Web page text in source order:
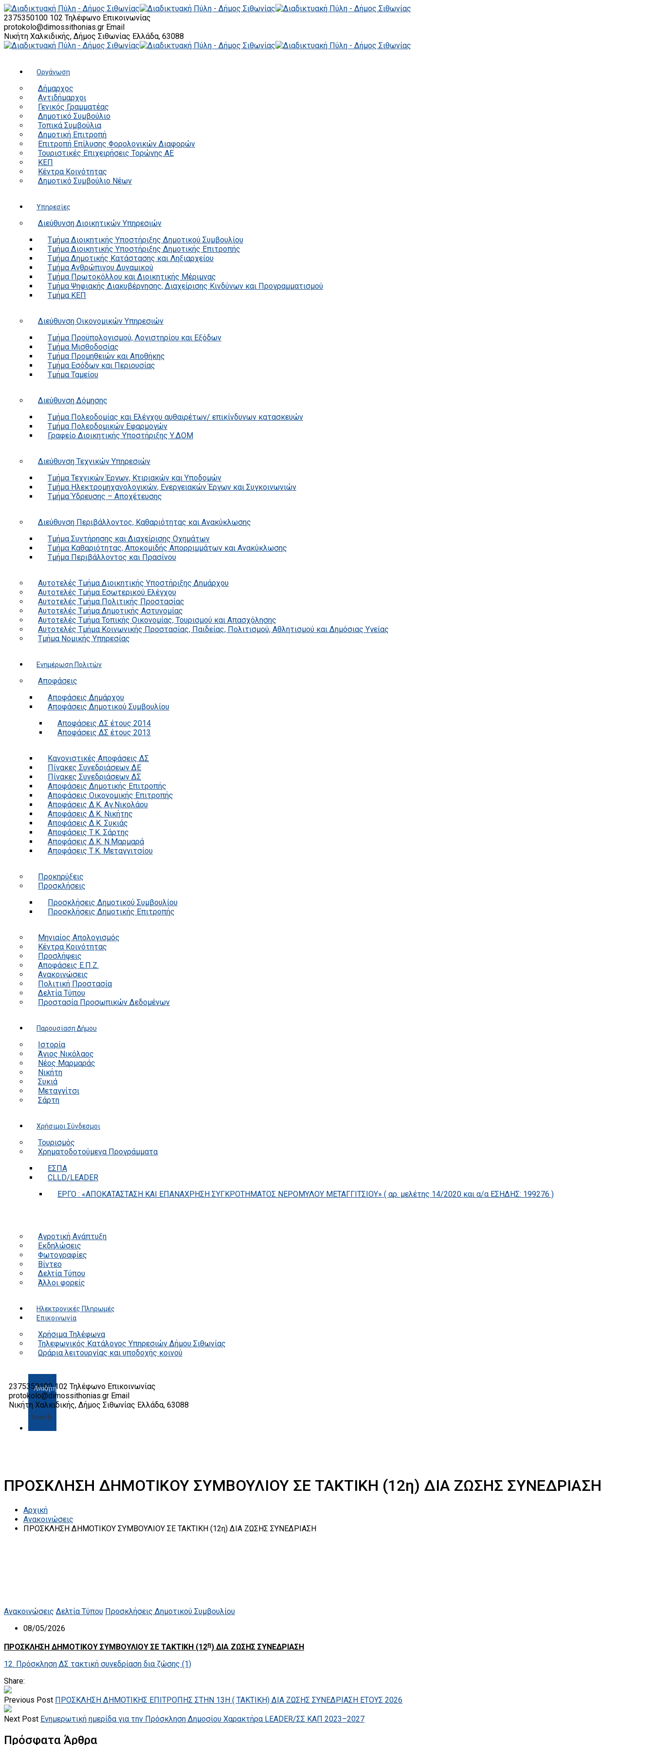
2375350100 102 Τηλέφωνο Επικοινωνίας
protokolo@dimossithonias.gr Email
Νικήτη Χαλκιδικής, Δήμος Σιθωνίας Ελλάδα, 63088
Οργάνωση
Δήμαρχος
Αντιδήμαρχοι
Γενικός Γραμματέας
Δημοτικό Συμβούλιο
Τοπικά Συμβούλια
Δημοτική Επιτροπή
Επιτροπή Επίλυσης Φορολογικών Διαφορών
Τουριστικές Επιχειρήσεις Τορώνης ΑΕ
ΚΕΠ
Κέντρα Κοινότητας
Δημοτικό Συμβούλιο Νέων
Υπηρεσίες
Διεύθυνση Διοικητικών Υπηρεσιών
Τμήμα Διοικητικής Υποστήριξης Δημοτικού Συμβουλίου
Τμήμα Διοικητικής Υποστήριξης Δημοτικής Επιτροπής
Τμήμα Δημοτικής Κατάστασης και Ληξιαρχείου
Τμήμα Ανθρώπινου Δυναμικού
Τμήμα Πρωτοκόλλου και Διοικητικής Μέριμνας
Τμήμα Ψηφιακής Διακυβέρνησης, Διαχείρισης Κινδύνων και Προγραμματισμού
Τμήμα ΚΕΠ
Διεύθυνση Οικονομικών Υπηρεσιών
Τμήμα Προϋπολογισμού, Λογιστηρίου και Εξόδων
Τμήμα Μισθοδοσίας
Τμήμα Προμηθειών και Αποθήκης
Τμήμα Εσόδων και Περιουσίας
Τμήμα Ταμείου
Διεύθυνση Δόμησης
Τμήμα Πολεοδομίας και Ελέγχου αυθαιρέτων/ επικίνδυνων κατασκευών
Τμήμα Πολεοδομικών Εφαρμογών
Γραφείο Διοικητικής Υποστήριξης Υ.ΔΟΜ
Διεύθυνση Τεχνικών Υπηρεσιών
Τμήμα Τεχνικών Έργων, Κτιριακών και Υποδομών
Τμήμα Ηλεκτρομηχανολογικών, Ενεργειακών Έργων και Συγκοινωνιών
Τμήμα Ύδρευσης – Αποχέτευσης
Διεύθυνση Περιβάλλοντος, Καθαριότητας και Ανακύκλωσης
Τμήμα Συντήρησης και Διαχείρισης Οχημάτων
Τμήμα Καθαριότητας, Αποκομιδής Απορριμμάτων και Ανακύκλωσης
Τμήμα Περιβάλλοντος και Πρασίνου
Αυτοτελές Τμήμα Διοικητικής Υποστήριξης Δημάρχου
Αυτοτελές Τμήμα Εσωτερικού Ελέγχου
Αυτοτελές Τμήμα Πολιτικής Προστασίας
Αυτοτελές Τμήμα Δημοτικής Αστυνομίας
Αυτοτελές Τμήμα Τοπικής Οικονομίας, Τουρισμού και Απασχόλησης
Αυτοτελές Τμήμα Κοινωνικής Προστασίας, Παιδείας, Πολιτισμού, Αθλητισμού και Δημόσιας Υγείας
Τμήμα Νομικής Υπηρεσίας
Ενημέρωση Πολιτών
Αποφάσεις
Αποφάσεις Δημάρχου
Αποφάσεις Δημοτικού Συμβουλίου
Αποφάσεις ΔΣ έτους 2014
Αποφάσεις ΔΣ έτους 2013
Κανονιστικές Αποφάσεις ΔΣ
Πίνακες Συνεδριάσεων ΔΕ
Πίνακες Συνεδριάσεων ΔΣ
Αποφάσεις Δημοτικής Επιτροπής
Αποφάσεις Οικονομικής Επιτροπής
Αποφάσεις Δ.Κ. Αγ.Νικολάου
Αποφάσεις Δ.Κ. Νικήτης
Αποφάσεις Δ.Κ. Συκιάς
Αποφάσεις Τ.Κ. Σάρτης
Αποφάσεις Δ.Κ. Ν.Μαρμαρά
Αποφάσεις Τ.Κ. Μεταγγιτσίου
Προκηρύξεις
Προσκλήσεις
Προσκλήσεις Δημοτικού Συμβουλίου
Προσκλήσεις Δημοτικής Επιτροπής
Μηνιαίος Απολογισμός
Κέντρα Κοινότητας
Προσλήψεις
Αποφάσεις Ε.Π.Ζ.
Ανακοινώσεις
Πολιτική Προστασία
Δελτία Τύπου
Προστασία Προσωπικών Δεδομένων
Παρουσίαση Δήμου
Ιστορία
Άγιος Νικόλαος
Νέος Μαρμαράς
Νικήτη
Συκιά
Μεταγγίτσι
Σάρτη
Χρήσιμοι Σύνδεσμοι
Τουρισμός
Χρηματοδοτούμενα Προγράμματα
ΕΣΠΑ
CLLD/LEADER
ΕΡΓΟ : «ΑΠΟΚΑΤΑΣΤΑΣΗ ΚΑΙ ΕΠΑΝΑΧΡΗΣΗ ΣΥΓΚΡΟΤΗΜΑΤΟΣ ΝΕΡΟΜΥΛΟΥ ΜΕΤΑΓΓΙΤΣΙΟΥ» ( αρ. μελέτης 14/2020 και α/α ΕΣΗΔΗΣ: 199276 )
Αγροτική Ανάπτυξη
Εκδηλώσεις
Φωτογραφίες
Βίντεο
Δελτία Τύπου
Άλλοι φορείς
Ηλεκτρονικές Πληρωμές
Επικοινωνία
Χρήσιμα Τηλέφωνα
Τηλεφωνικός Κατάλογος Υπηρεσιών Δήμου Σιθωνίας
Ωράρια λειτουργίας και υποδοχής κοινού
Search
2375350100 102 Τηλέφωνο Επικοινωνίας
protokolo@dimossithonias.gr Email
Νικήτη Χαλκιδικής, Δήμος Σιθωνίας Ελλάδα, 63088
ΠΡΟΣΚΛΗΣΗ ΔΗΜΟΤΙΚΟΥ ΣΥΜΒΟΥΛΙΟΥ ΣΕ ΤΑΚΤΙΚΗ (12η) ΔΙΑ ΖΩΣΗΣ ΣΥΝΕΔΡΙΑΣΗ
Αρχική
Ανακοινώσεις
ΠΡΟΣΚΛΗΣΗ ΔΗΜΟΤΙΚΟΥ ΣΥΜΒΟΥΛΙΟΥ ΣΕ ΤΑΚΤΙΚΗ (12η) ΔΙΑ ΖΩΣΗΣ ΣΥΝΕΔΡΙΑΣΗ
Ανακοινώσεις Δελτία Τύπου Προσκλήσεις Δημοτικού Συμβουλίου
08/05/2026
ΠΡΟΣΚΛΗΣΗ ΔΗΜΟΤΙΚΟΥ ΣΥΜΒΟΥΛΙΟΥ ΣΕ ΤΑΚΤΙΚΗ (12η) ΔΙΑ ΖΩΣΗΣ ΣΥΝΕΔΡΙΑΣΗ
12. Πρόσκληση ΔΣ τακτική συνεδρίαση δια ζώσης (1)
Share:
Previous Post ΠΡΟΣΚΛΗΣΗ ΔΗΜΟΤΙΚΗΣ ΕΠΙΤΡΟΠΗΣ ΣΤΗΝ 13Η ( ΤΑΚΤΙΚΗ) ΔΙΑ ΖΩΣΗΣ ΣΥΝΕΔΡΙΑΣΗ ΕΤΟΥΣ 2026
Next Post Ενημερωτική ημερίδα για την Πρόσκληση Δημοσίου Χαρακτήρα LEADER/ΣΣ ΚΑΠ 2023–2027
Πρόσφατα Άρθρα